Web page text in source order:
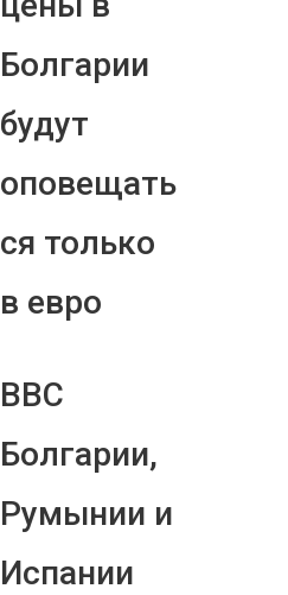
Болгарии
будут
оповещать
ся только
в евро
ВВС
Болгарии,
Румынии и
Испании